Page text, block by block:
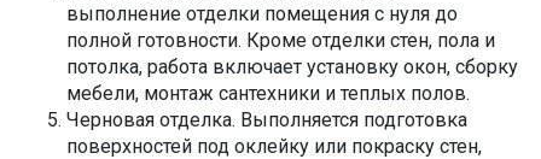
выполнение отделки помещения с нуля до
полной готовности. Кроме отделки стен, пола и
потолка, работа включает установку окон, сборку
мебели, монтаж сантехники и теплых полов.
Черновая отделка. Выполняется подготовка
поверхностей под оклейку или покраску стен,